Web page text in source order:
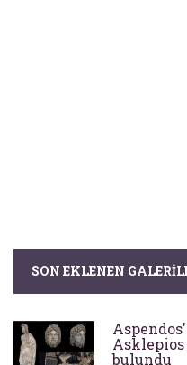
SON EKLENEN
bulundu